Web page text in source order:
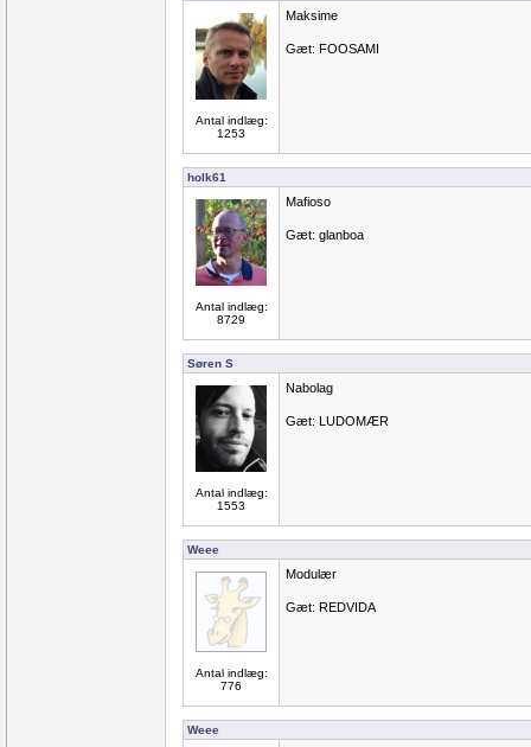
Antal indlæg:
1253
Maksime
Gæt: FOOSAMI
holk61
Antal indlæg:
8729
Mafioso
Gæt: glanboa
Søren S
Antal indlæg:
1553
Nabolag
Gæt: LUDOMÆR
Weee
Antal indlæg:
776
Modulær
Gæt: REDVIDA
Weee